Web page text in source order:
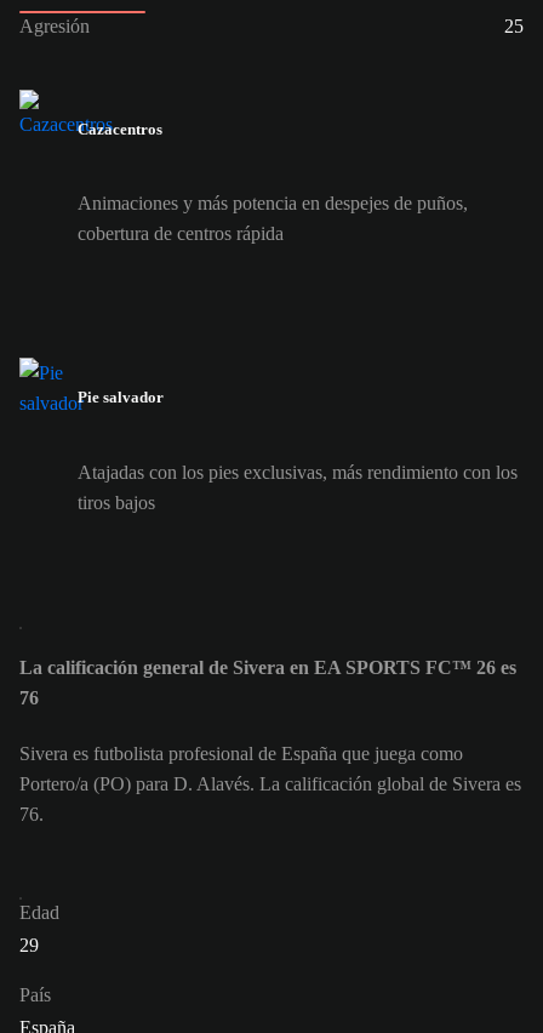
Agresión
25
Cazacentros
Animaciones y más potencia en despejes de puños,
cobertura de centros rápida
Pie salvador
Atajadas con los pies exclusivas, más rendimiento con los
tiros bajos
La calificación general de Sivera en EA SPORTS FC™ 26 es
76
Sivera es futbolista profesional de España que juega como
Portero/a (PO) para D. Alavés. La calificación global de Sivera es
76.
Edad
29
País
España